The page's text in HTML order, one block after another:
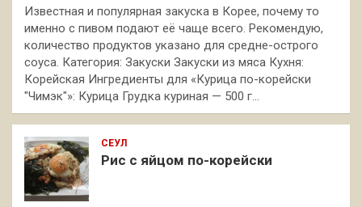
Известная и популярная закуска в Корее, почему то
именно с пивом подают её чаще всего. Рекомендую,
количество продуктов указано для средне-острого
соуса. Категория: Закуски Закуски из мяса Кухня:
Корейская Ингредиенты для «Курица по-корейски
"Чимэк"»: Курица Грудка куриная — 500 г…
СЕУЛ
Рис с яйцом по-корейски